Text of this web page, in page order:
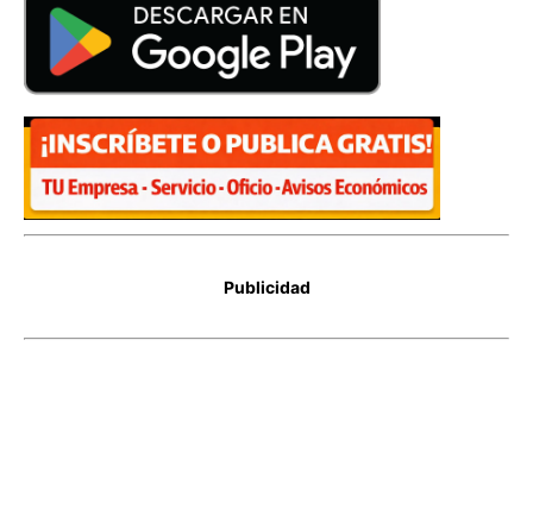
Publicidad